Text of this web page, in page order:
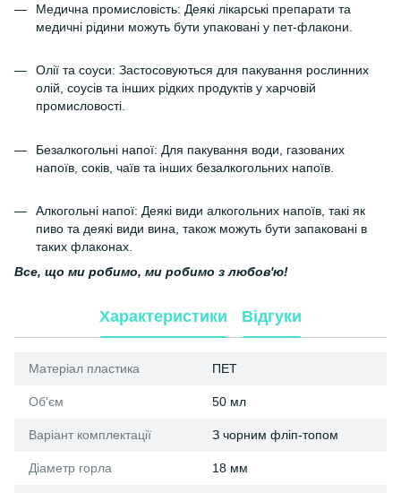
Медична промисловість: Деякі лікарські препарати та
медичні рідини можуть бути упаковані у пет-флакони.
Олії та соуси: Застосовуються для пакування рослинних
олій, соусів та інших рідких продуктів у харчовій
промисловості.
Безалкогольні напої: Для пакування води, газованих
напоїв, соків, чаїв та інших безалкогольних напоїв.
Алкогольні напої: Деякі види алкогольних напоїв, такі як
пиво та деякі види вина, також можуть бути запаковані в
таких флаконах.
Все, що ми робимо, ми робимо з любов'ю!
Характеристики Відгуки
Матеріал пластика ПЕТ
Об'єм 50 мл
Варіант комплектації З чорним фліп-топом
Діаметр горла 18 мм